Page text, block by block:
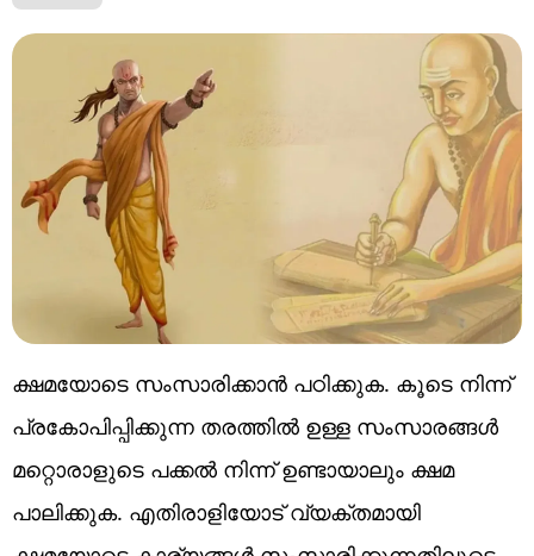
ക്ഷമയോടെ സംസാരിക്കാൻ പഠിക്കുക. കൂടെ നിന്ന്
പ്രകോപിപ്പിക്കുന്ന തരത്തിൽ ഉള്ള സംസാരങ്ങൾ
മറ്റൊരാളുടെ പക്കൽ നിന്ന് ഉണ്ടായാലും ക്ഷമ
പാലിക്കുക. എതിരാളിയോട് വ്യക്തമായി